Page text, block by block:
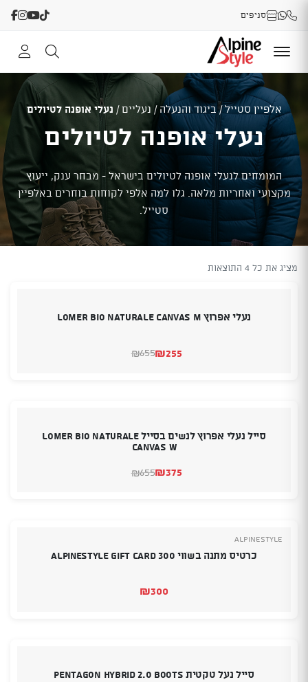
סניפים
אלפיין סטייל/ ביגוד והנעלה / נעליים/ נעלי אופנה לטיולים
נעלי אופנה לטיולים
המומחים לנעלי אופנה לטיולים בישראל - מבחר ענק, ייעוץ
מקצועי ואחריות מלאה. גלו למה אלפי לקוחות בוחרים באלפיין
סטייל.
מציג את כל 4 התוצאות
נעלי אפרוץ LOMER Bio Naturale Canvas M
₪655
המחיר₪255
המחיר
סייל נעלי אפרוץ לנשים בסייל LOMER Bio Naturale
Canvas W
₪655
המחיר₪375
המחיר
Alpinestyle
כרטיס מתנה בשווי 300 Alpinestyle Gift Card
₪300
סייל נעל טקטית PENTAGON Hybrid 2.0 Boots